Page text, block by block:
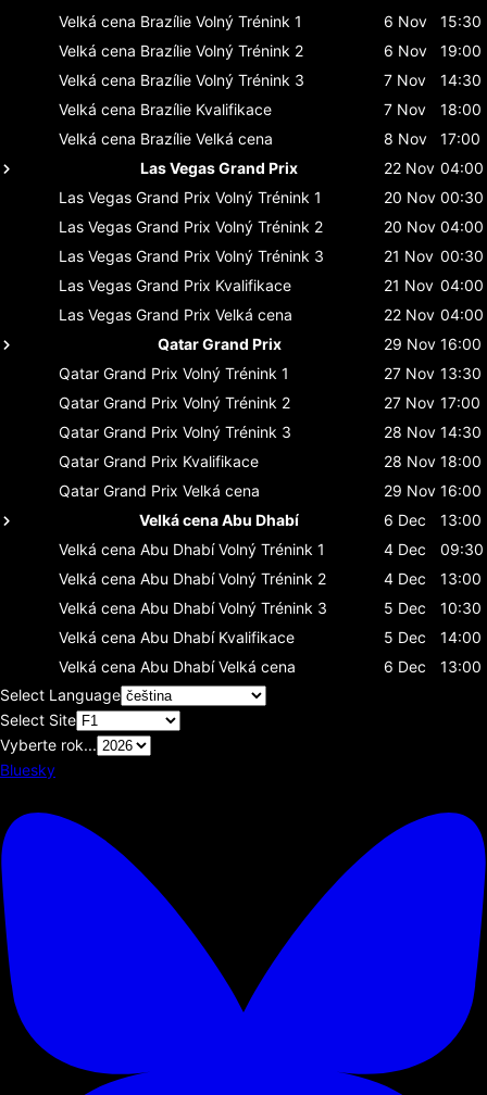
Velká cena Brazílie Volný Trénink 1 6 Nov
15:30
Velká cena Brazílie Volný Trénink 2 6 Nov
19:00
Velká cena Brazílie Volný Trénink 3 7 Nov
14:30
Velká cena Brazílie Kvalifikace 7 Nov
18:00
Velká cena Brazílie Velká cena 8 Nov
17:00
Las Vegas Grand Prix
22 Nov 04:00
Las Vegas Grand Prix Volný Trénink 1 20 Nov 00:30
Las Vegas Grand Prix Volný Trénink 2 20 Nov 04:00
Las Vegas Grand Prix Volný Trénink 3 21 Nov 00:30
Las Vegas Grand Prix Kvalifikace 21 Nov 04:00
Las Vegas Grand Prix Velká cena 22 Nov 04:00
Qatar Grand Prix
29 Nov 16:00
Qatar Grand Prix Volný Trénink 1 27 Nov 13:30
Qatar Grand Prix Volný Trénink 2 27 Nov 17:00
Qatar Grand Prix Volný Trénink 3 28 Nov 14:30
Qatar Grand Prix Kvalifikace 28 Nov 18:00
Qatar Grand Prix Velká cena 29 Nov 16:00
Velká cena Abu Dhabí
6 Dec
13:00
Velká cena Abu Dhabí Volný Trénink 1 4 Dec
09:30
Velká cena Abu Dhabí Volný Trénink 2 4 Dec
13:00
Velká cena Abu Dhabí Volný Trénink 3 5 Dec
10:30
Velká cena Abu Dhabí Kvalifikace 5 Dec
14:00
Velká cena Abu Dhabí Velká cena 6 Dec
13:00
Select Language
Select Site
Vyberte rok...
Bluesky